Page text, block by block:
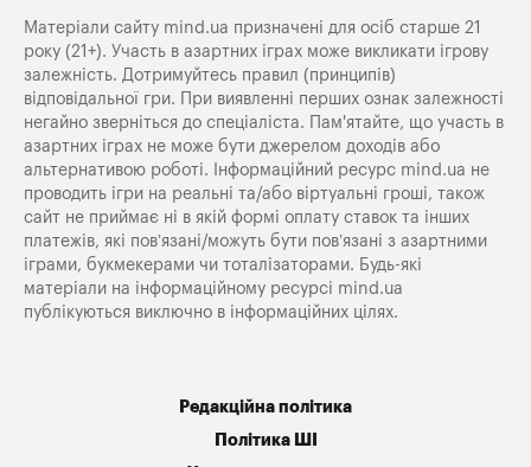
Матеріали сайту mind.ua призначені для осіб старше 21
року (21+). Участь в азартних іграх може викликати ігрову
залежність. Дотримуйтесь правил (принципів)
відповідальної гри. При виявленні перших ознак залежності
негайно зверніться до спеціаліста. Пам'ятайте, що участь в
азартних іграх не може бути джерелом доходів або
альтернативою роботі. Інформаційний ресурс mind.ua не
проводить ігри на реальні та/або віртуальні гроші, також
сайт не приймає ні в якій формі оплату ставок та інших
платежів, які пов’язані/можуть бути пов’язані з азартними
іграми, букмекерами чи тоталізаторами. Будь-які
матеріали на інформаційному ресурсі mind.ua
публікуються виключно в інформаційних цілях.
Редакційна політика
Політика ШІ